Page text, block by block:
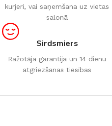
kurjeri, vai saņemšana uz vietas
salonā
Sirdsmiers
Ražotāja garantija un 14 dienu
atgriezšanas tiesības